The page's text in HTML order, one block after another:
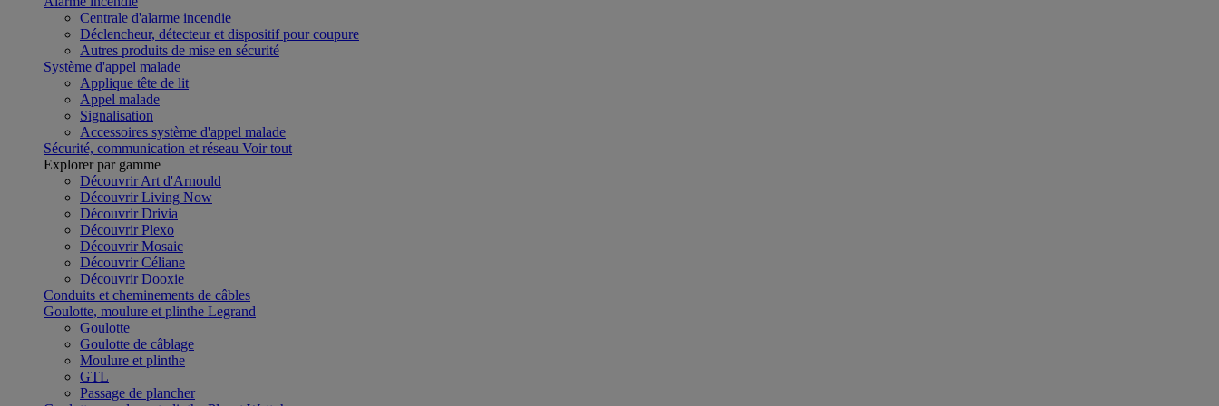
Centrale d'alarme incendie
Déclencheur, détecteur et dispositif pour coupure
Autres produits de mise en sécurité
Système d'appel malade
Applique tête de lit
Appel malade
Signalisation
Accessoires système d'appel malade
Sécurité, communication et réseau Voir tout
Explorer par gamme
Découvrir Art d'Arnould
Découvrir Living Now
Découvrir Drivia
Découvrir Plexo
Découvrir Mosaic
Découvrir Céliane
Découvrir Dooxie
Conduits et cheminements de câbles
Goulotte, moulure et plinthe Legrand
Goulotte
Goulotte de câblage
Moulure et plinthe
GTL
Passage de plancher